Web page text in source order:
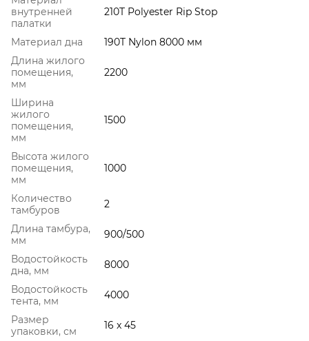
внутренней
палатки
210T Polyester Rip Stop
Материал дна
190T Nylon 8000 мм
Длина жилого
помещения,
мм
2200
Ширина
жилого
помещения,
мм
1500
Высота жилого
помещения,
мм
1000
Количество
тамбуров
2
Длина тамбура,
мм
900/500
Водостойкость
дна, мм
8000
Водостойкость
тента, мм
4000
Размер
упаковки, см
16 x 45